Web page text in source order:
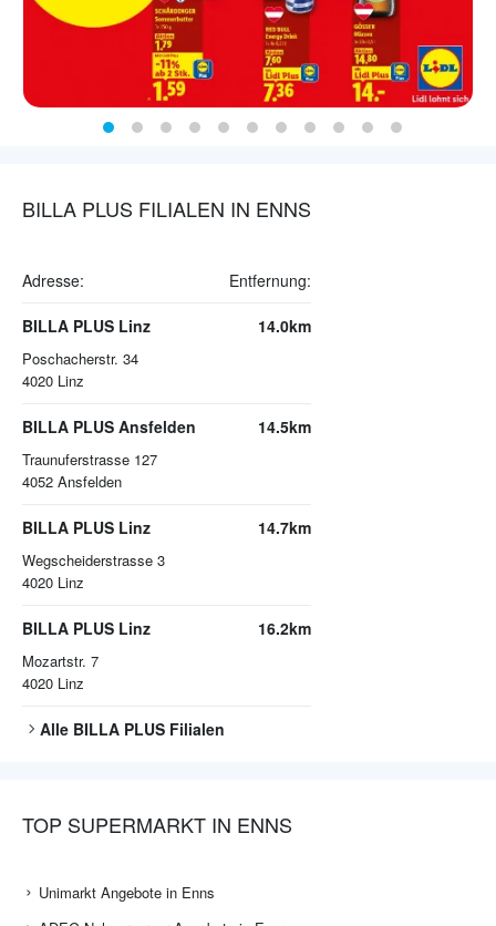
BILLA PLUS FILIALEN IN ENNS
Adresse: Entfernung:
BILLA PLUS Linz
Poschacherstr. 34
4020 Linz
14.0km
BILLA PLUS Ansfelden
Traunuferstrasse 127
4052 Ansfelden
14.5km
BILLA PLUS Linz
Wegscheiderstrasse 3
4020 Linz
14.7km
BILLA PLUS Linz
Mozartstr. 7
4020 Linz
16.2km
Alle BILLA PLUS Filialen
TOP SUPERMARKT IN ENNS
Unimarkt Angebote in Enns